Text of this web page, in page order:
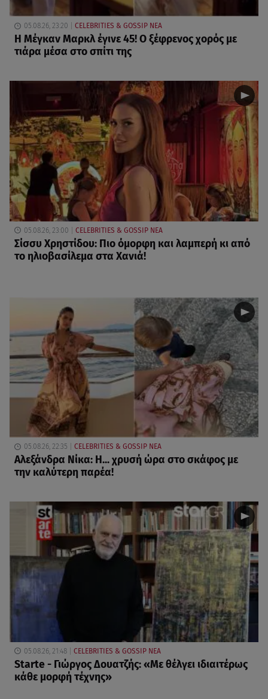
05.08.26, 23:20 CELEBRITIES & GOSSIP ΝΕΑ
Η Μέγκαν Μαρκλ έγινε 45! Ο ξέφρενος χορός με
τιάρα μέσα στο σπίτι της
05.08.26, 23:00 CELEBRITIES & GOSSIP ΝΕΑ
Σίσσυ Χρηστίδου: Πιο όμορφη και λαμπερή κι από
το ηλιοβασίλεμα στα Χανιά!
05.08.26, 22:35 CELEBRITIES & GOSSIP ΝΕΑ
Αλεξάνδρα Νίκα: Η... χρυσή ώρα στο σκάφος με
την καλύτερη παρέα!
05.08.26, 21:48 CELEBRITIES & GOSSIP ΝΕΑ
Starte - Γιώργος Δουατζής: «Με θέλγει ιδιαιτέρως
κάθε μορφή τέχνης»